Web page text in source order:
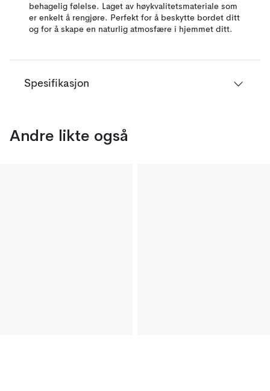
behagelig følelse. Laget av høykvalitetsmateriale som
er enkelt å rengjøre. Perfekt for å beskytte bordet ditt
og for å skape en naturlig atmosfære i hjemmet ditt.
Spesifikasjon
Andre likte også